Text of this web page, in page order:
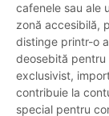
cafenele sau ale
zonă accesibilă,
distinge printr-o
deosebită pentru
exclusivist,
contribuie la
special pentru